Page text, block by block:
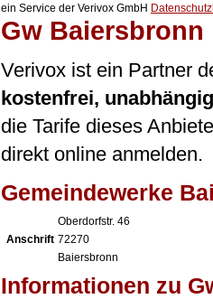
ein Service der Verivox GmbH
Gw Baiersbronn
Verivox ist ein Partner
kostenfrei,
die Tarife dieses
direkt online anmelden.
Gemeindewerke
Anschrift
Oberdorfstr. 46
72270
Baiersbronn
Informationen zu